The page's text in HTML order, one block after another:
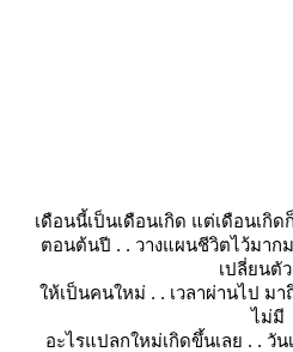
เดือนนี้เป็นเดือนเกิด แต่เดือนเกิ
ตอนต้นปี . . วางแผนชีวิตไว้มาก
เปลี่ยนตัว
ห้เป็นคนใหม่ . . เวลาผ่านไป มา
ไม่มี
อะไรแปลกใหม่เกิดขึ้นเลย . . วั